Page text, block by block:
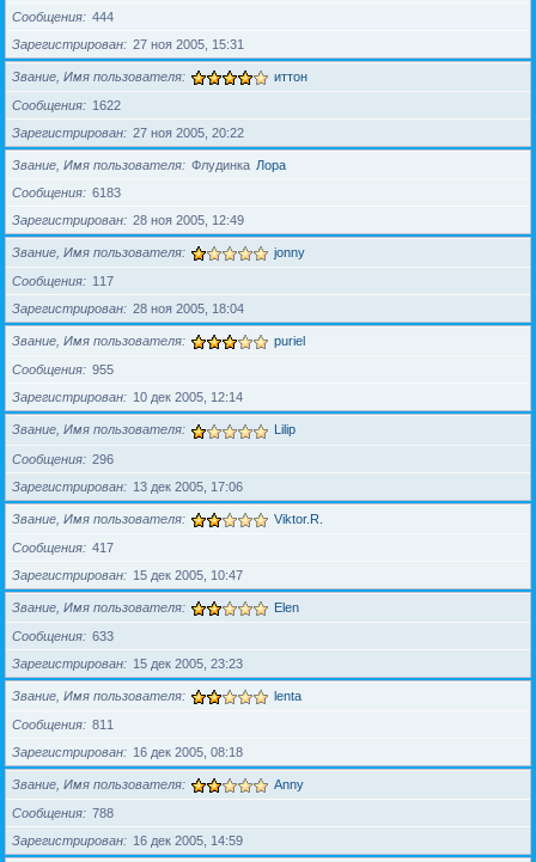
Сообщения
444
Зарегистрирован
27 ноя 2005, 15:31
Звание, Имя пользователя иттон
Сообщения
1622
Зарегистрирован
27 ноя 2005, 20:22
Звание, Имя пользователя Флудинка Лора
Сообщения
6183
Зарегистрирован
28 ноя 2005, 12:49
Звание, Имя пользователя jonny
Сообщения
117
Зарегистрирован
28 ноя 2005, 18:04
Звание, Имя пользователя puriel
Сообщения
955
Зарегистрирован
10 дек 2005, 12:14
Звание, Имя пользователя Lilip
Сообщения
296
Зарегистрирован
13 дек 2005, 17:06
Звание, Имя пользователя Viktor.R.
Сообщения
417
Зарегистрирован
15 дек 2005, 10:47
Звание, Имя пользователя Elen
Сообщения
633
Зарегистрирован
15 дек 2005, 23:23
Звание, Имя пользователя lenta
Сообщения
811
Зарегистрирован
16 дек 2005, 08:18
Звание, Имя пользователя Anny
Сообщения
788
Зарегистрирован
16 дек 2005, 14:59